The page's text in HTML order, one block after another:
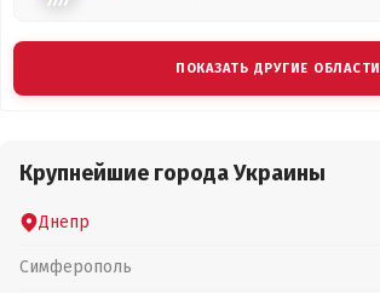
ПОКАЗАТЬ ДРУГИЕ ОБЛАСТИ
Крупнейшие города Украины
Днепр
Симферополь